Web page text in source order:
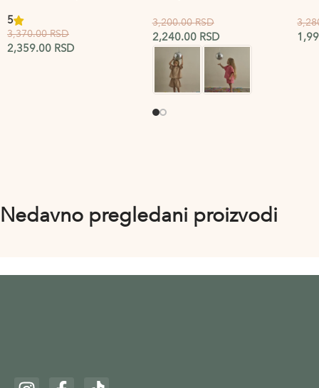
5
3,370.00RSD
2,359.00 RSD
3,200.00RSD
2,240.00 RSD
Nedavno pregledani proizvodi